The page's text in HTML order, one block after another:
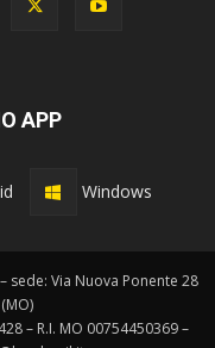
APP
Windows
sede: Via Nuova Ponente 28
– R.I. MO 00754450369 –